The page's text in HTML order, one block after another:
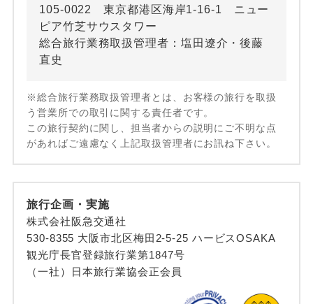
105-0022 東京都港区海岸1-16-1 ニュー
ピア竹芝サウスタワー
総合旅行業務取扱管理者：塩田遼介・後藤
直史
※総合旅行業務取扱管理者とは、お客様の旅行を取扱
う営業所での取引に関する責任者です。
この旅行契約に関し、担当者からの説明にご不明な点
があればご遠慮なく上記取扱管理者にお訊ね下さい。
旅行企画・実施
株式会社阪急交通社
530-8355 大阪市北区梅田2-5-25 ハービスOSAKA
観光庁長官登録旅行業第1847号
（一社）日本旅行業協会正会員